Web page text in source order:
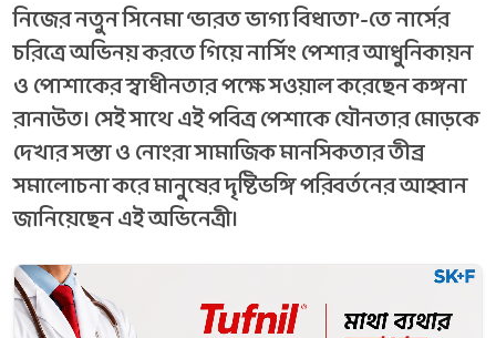
নিজের নতুন সিনেমা ‘ভারত ভাগ্য বিধাতা’-তে নার্সের
চরিত্রে অভিনয় করতে গিয়ে নার্সিং পেশার আধুনিকায়ন
ও পোশাকের স্বাধীনতার পক্ষে সওয়াল করেছেন কঙ্গনা
রানাউত। সেই সাথে এই পবিত্র পেশাকে যৌনতার মোড়কে
দেখার সস্তা ও নোংরা সামাজিক মানসিকতার তীব্র
সমালোচনা করে মানুষের দৃষ্টিভঙ্গি পরিবর্তনের আহ্বান
জানিয়েছেন এই অভিনেত্রী।